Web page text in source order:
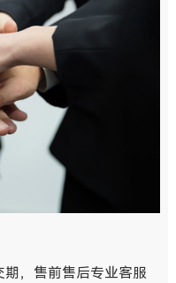
，售前售后专业客服